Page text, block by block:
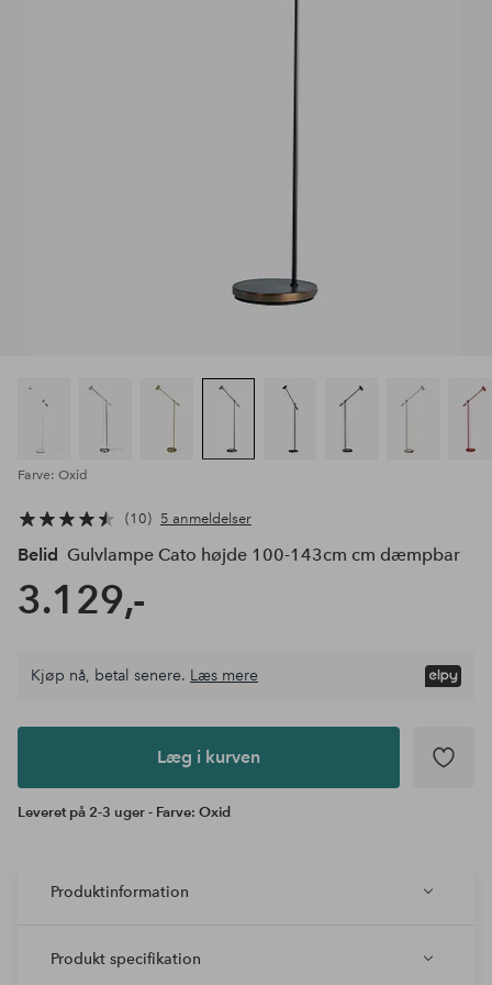
Farve: Oxid
10 5 anmeldelser
Belid Gulvlampe Cato højde 100-143cm cm dæmpbar
3.129,-
Læg i
Kjøp nå, betal senere. Læs mere
Læg i kurven
Leveret på 2-3 uger - Farve: Oxid
Produktinformation
Produkt specifikation